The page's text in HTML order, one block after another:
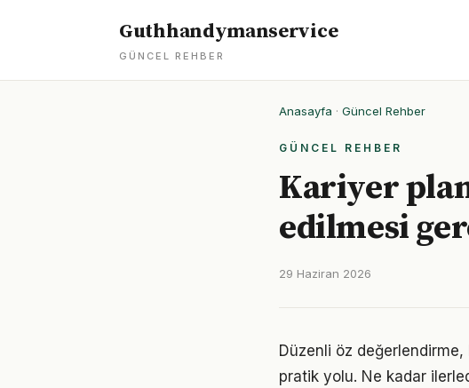
Guthhandymanservice
GÜNCEL REHBER
Anasayfa · Güncel Rehber
GÜNCEL REHBER
Kariyer
edilmesi
29 Haziran 2026
Düzenli öz
pratik yolu. Ne kadar